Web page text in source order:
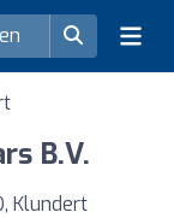
B.V.
Klundert